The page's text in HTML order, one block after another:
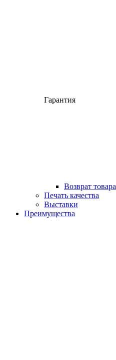
Гарантия
Возврат товара
Печать качества
Выставки
Преимущества